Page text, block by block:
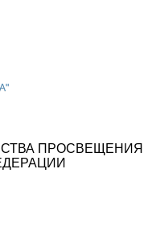
ПРОСВЕЩЕНИЯ